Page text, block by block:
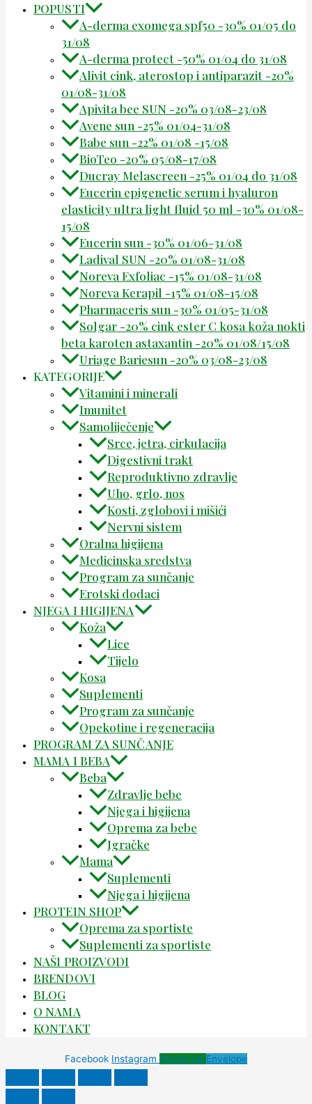
POPUSTI
A-derma exomega spf50 -30% 01/05 do
31/08
A-derma protect -50% 01/04 do 31/08
Alivit cink, aterostop i antiparazit -20%
01/08-31/08
Apivita bee SUN -20% 03/08-23/08
Avene sun -25% 01/04-31/08
Babe sun -22% 01/08 -15/08
BioTeo -20% 05/08-17/08
Ducray Melascreen -25% 01/04 do 31/08
Eucerin epigenetic serum i hyaluron
elasticity ultra light fluid 50 ml -30% 01/08-
15/08
Eucerin sun -30% 01/06-31/08
Ladival SUN -20% 01/08-31/08
Noreva Exfoliac -15% 01/08-31/08
Noreva Kerapil -15% 01/08-15/08
Pharmaceris sun -30% 01/05-31/08
Solgar -20% cink ester C kosa koža nokti
beta karoten astaxantin -20% 01/08/15/08
Uriage Bariesun -20% 03/08-23/08
KATEGORIJE
Vitamini i minerali
Imunitet
Samoliječenje
Srce, jetra, cirkulacija
Digestivni trakt
Reproduktivno zdravlje
Uho, grlo, nos
Kosti, zglobovi i mišići
Nervni sistem
Oralna higijena
Medicinska sredstva
Program za sunčanje
Erotski dodaci
NJEGA I HIGIJENA
Koža
Lice
Tijelo
Kosa
Suplementi
Program za sunčanje
Opekotine i regeneracija
PROGRAM ZA SUNČANJE
MAMA I BEBA
Beba
Zdravlje bebe
Njega i higijena
Oprema za bebe
Igračke
Mama
Suplementi
Njega i higijena
PROTEIN SHOP
Oprema za sportiste
Suplementi za sportiste
NAŠI PROIZVODI
BRENDOVI
BLOG
O NAMA
KONTAKT
Facebook Instagram Phone-alt Envelope